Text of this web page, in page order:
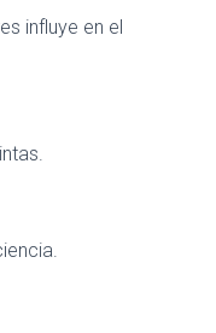
influye en el